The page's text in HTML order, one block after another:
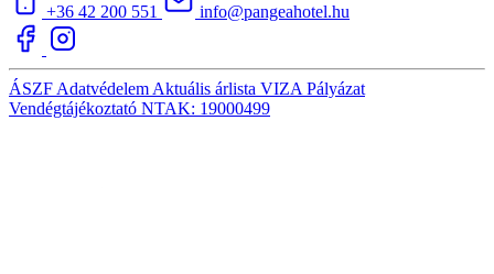
+36 42 200 551
info@pangeahotel.hu
ÁSZF Adatvédelem Aktuális árlista VIZA Pályázat
Vendégtájékoztató NTAK: 19000499